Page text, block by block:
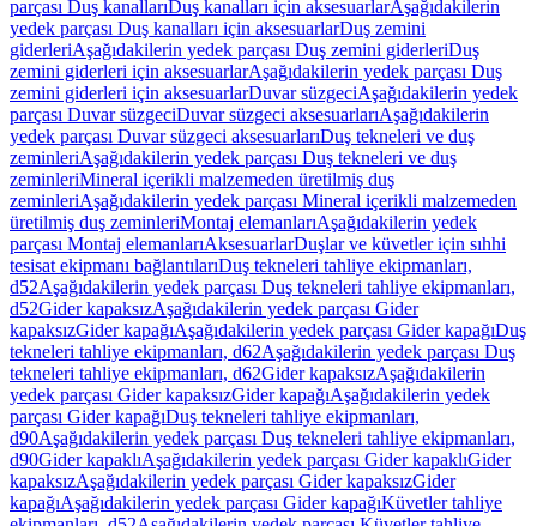
parçası Duş kanallarıDuş kanalları için aksesuarlarAşağıdakilerin
yedek parçası Duş kanalları için aksesuarlarDuş zemini
giderleriAşağıdakilerin yedek parçası Duş zemini giderleriDuş
zemini giderleri için aksesuarlarAşağıdakilerin yedek parçası Duş
zemini giderleri için aksesuarlarDuvar süzgeciAşağıdakilerin yedek
parçası Duvar süzgeciDuvar süzgeci aksesuarlarıAşağıdakilerin
yedek parçası Duvar süzgeci aksesuarlarıDuş tekneleri ve duş
zeminleriAşağıdakilerin yedek parçası Duş tekneleri ve duş
zeminleriMineral içerikli malzemeden üretilmiş duş
zeminleriAşağıdakilerin yedek parçası Mineral içerikli malzemeden
üretilmiş duş zeminleriMontaj elemanlarıAşağıdakilerin yedek
parçası Montaj elemanlarıAksesuarlarDuşlar ve küvetler için sıhhi
tesisat ekipmanı bağlantılarıDuş tekneleri tahliye ekipmanları,
d52Aşağıdakilerin yedek parçası Duş tekneleri tahliye ekipmanları,
d52Gider kapaksızAşağıdakilerin yedek parçası Gider
kapaksızGider kapağıAşağıdakilerin yedek parçası Gider kapağıDuş
tekneleri tahliye ekipmanları, d62Aşağıdakilerin yedek parçası Duş
tekneleri tahliye ekipmanları, d62Gider kapaksızAşağıdakilerin
yedek parçası Gider kapaksızGider kapağıAşağıdakilerin yedek
parçası Gider kapağıDuş tekneleri tahliye ekipmanları,
d90Aşağıdakilerin yedek parçası Duş tekneleri tahliye ekipmanları,
d90Gider kapaklıAşağıdakilerin yedek parçası Gider kapaklıGider
kapaksızAşağıdakilerin yedek parçası Gider kapaksızGider
kapağıAşağıdakilerin yedek parçası Gider kapağıKüvetler tahliye